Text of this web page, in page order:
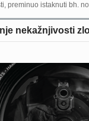
preminuo istaknuti bh.
nekažnjivosti